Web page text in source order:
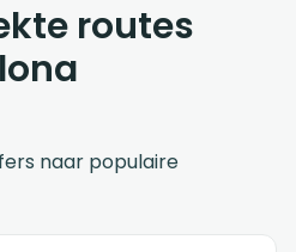
routes
naar populaire